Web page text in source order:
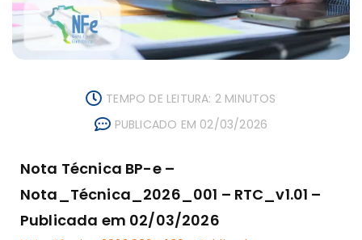
TEMPO DE LEITURA: 2 MINUTOS
PUBLICADO EM 02/03/2026
Nota Técnica BP-e –
Nota_Técnica_2026_001 – RTC_v1.01 –
Publicada em 02/03/2026